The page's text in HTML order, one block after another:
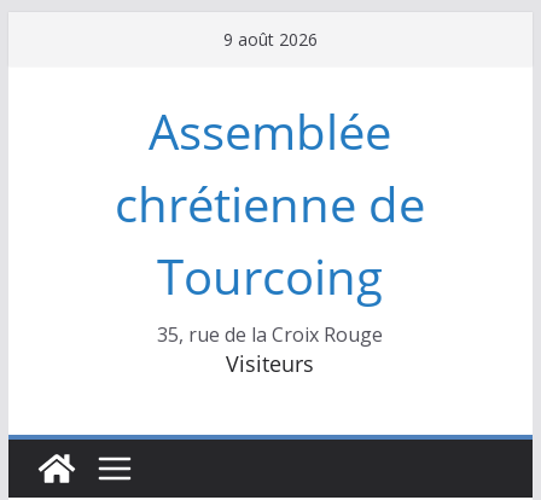
9 août 2026
Assemblée
chrétienne de
Tourcoing
35, rue de la Croix Rouge
Visiteurs